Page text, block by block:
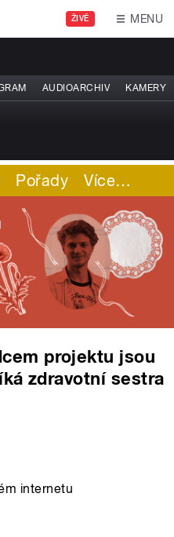
ŽIVĚ MENU
AUDIOARCHIV KAMERY
Pořady Více…
projektu jsou
zdravotní sestra
internetu